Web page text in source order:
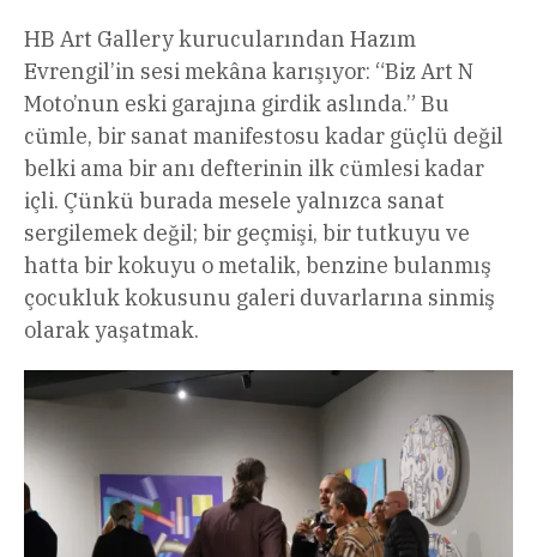
HB Art Gallery kurucularından Hazım
Evrengil’in sesi mekâna karışıyor: “Biz Art N
Moto’nun eski garajına girdik aslında.” Bu
cümle, bir sanat manifestosu kadar güçlü değil
belki ama bir anı defterinin ilk cümlesi kadar
içli. Çünkü burada mesele yalnızca sanat
sergilemek değil; bir geçmişi, bir tutkuyu ve
hatta bir kokuyu o metalik, benzine bulanmış
çocukluk kokusunu galeri duvarlarına sinmiş
olarak yaşatmak.